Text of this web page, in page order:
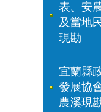
表、安
及當地
現勘
宜蘭縣
發展協
農溪現